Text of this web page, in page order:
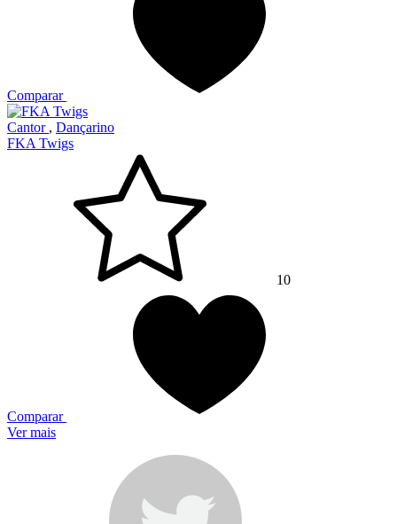
Comparar
Cantor , Dançarino
FKA Twigs
10
Comparar
Ver mais